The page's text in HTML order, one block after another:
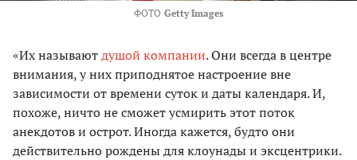
ФОТО Getty Images
«Их называютдушой компании. Они всегда в центре
внимания, у них приподнятое настроение вне
зависимости от времени суток и даты календаря. И,
похоже, ничто не сможет усмирить этот поток
анекдотов и острот. Иногда кажется, будто они
действительно рождены для клоунады и эксцентрики.